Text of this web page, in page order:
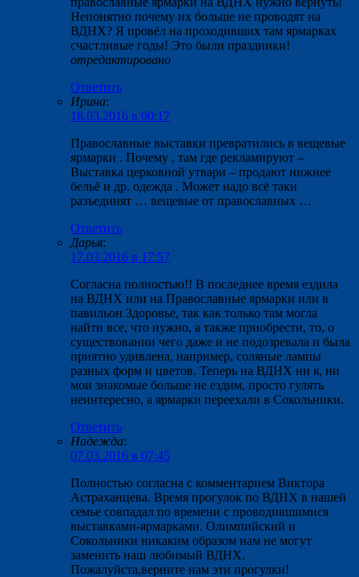
Непонятно почему их больше не проводят на
ВДНХ? Я провёл на проходивших там ярмарках
счастливые годы! Это были праздники!
отредактировано
Ответить
Ирина:
18.03.2016 в 00:17
Православные выставки превратились в вещевые
ярмарки . Почему , там где рекламируют –
Выставка церковной утвари – продают нижнее
бельё и др. одежда . Может надо всё таки
разъединят … вещевые от православных …
Ответить
Дарья:
17.03.2016 в 17:57
Согласна полностью!! В последнее время ездила
на ВДНХ или на Православные ярмарки или в
павильон Здоровье, так как только там могла
найти все, что нужно, а также приобрести, то, о
существовании чего даже и не подозревала и была
приятно удивлена, например, соляные лампы
разных форм и цветов. Теперь на ВДНХ ни я, ни
мои знакомые больше не ездим, просто гулять
неинтересно, а ярмарки переехали в Сокольники.
Ответить
Надежда:
07.03.2016 в 07:45
Полностью согласна с комментарием Виктора
Астраханцева. Время прогулок по ВДНХ в нашей
семье совпадал по времени с проводившимися
выставками-ярмарками. Олимпийский и
Сокольники никаким образом нам не могут
заменить наш любимый ВДНХ.
Пожалуйста,верните нам эти прогулки!